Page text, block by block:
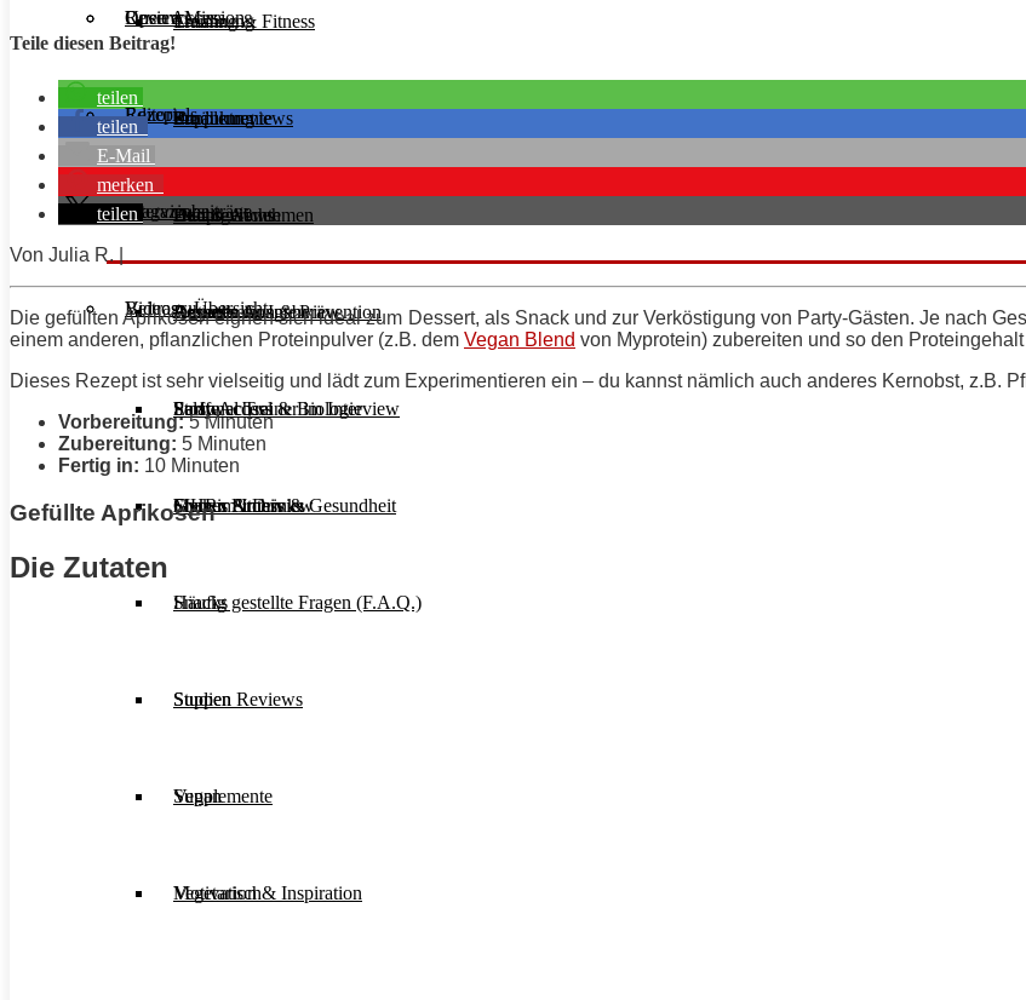
Unsere Mission
Ernährung
Supplemente
Training & Fitness
Ernährung
Diät & Abnehmen
Regeneration & Prävention
Stoffwechsel & Biologie
Frauen Fitness & Gesundheit
Häufig gestellte Fragen (F.A.Q.)
Studien Reviews
Supplemente
Motivation & Inspiration
Reviews
Produktreviews
Buchreviews
Rezepte
Hauptgerichte
Desserts
Salate
Shakes & Drinks
Snacks
Suppen
Vegan
Vegetarisch
Interviews
Athleten im Interview
Personal Trainer im Interview
Gym im Interview
Videos
Open Access
Editorials
Magazinbeiträge
Aktuelle Ausgabe
Early Access
MHRx Archiv
Beitrags-Übersicht
Teile diesen Beitrag!
teilen
teilen
E-Mail
merken
teilen
Von Julia R. |
Die gefüllten Aprikosen eignen sich ideal zum Dessert, als Snack und zur Verköstigung von Party-Gästen. Je nach
einem anderen, pflanzlichen Proteinpulver (z.B. dem Vegan Blend von Myprotein) zubereiten und so den
Dieses Rezeptist sehr vielseitig und lädt zum Experimentieren ein – du kannst nämlich auch anderes Kernobst, z.B.
Vorbereitung:5 Minuten
Zubereitung: 5 Minuten
Fertig in: 10 Minuten
Gefüllte Aprikosen
Die Zutaten